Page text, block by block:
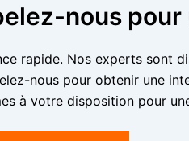
nous
rapide. Nos experts
nous pour obtenir une
à votre disposition pour